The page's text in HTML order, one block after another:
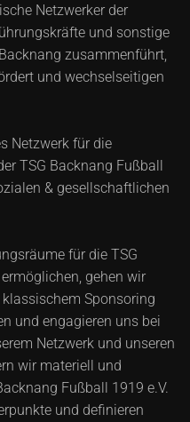
Netzwerker der
und sonstige
zusammenführt,
und wechselseitigen
Netzwerk für die
TSG Backnang Fußball
& gesellschaftlichen
für die TSG
gehen wir
Sponsoring
und engagieren uns bei
Netzwerk und unseren
wir materiell und
Fußball 1919 e.V.
und definieren